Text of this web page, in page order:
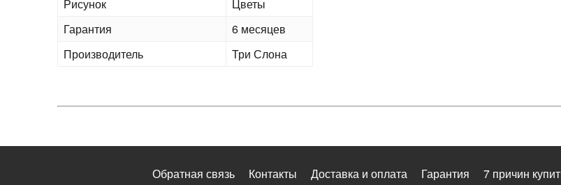
Рисунок
Цветы
Гарантия
6 месяцев
Производитель
Три Слона
Обратная связь Контакты Доставка и оплата Гарантия 7 причин